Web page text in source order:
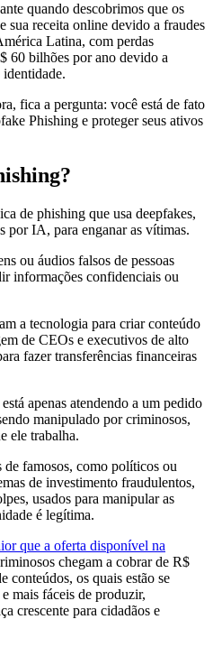
quando descobrimos que os
sua receita online devido a fraudes
Latina, com perdas
60 bilhões por ano devido a
fica a pergunta: você está de fato
Phishing e proteger seus ativos
de phishing que usa deepfakes,
por IA, para enganar as vítimas.
ou áudios falsos de pessoas
informações confidenciais ou
a tecnologia para criar conteúdo
de CEOs e executivos de alto
fazer transferências financeiras
apenas atendendo a um pedido
manipulado por criminosos,
ele trabalha.
famosos, como políticos ou
de investimento fraudulentos,
usados para manipular as
é legítima.
que a oferta disponível na
chegam a cobrar de R$
conteúdos, os quais estão se
mais fáceis de produzir,
crescente para cidadãos e